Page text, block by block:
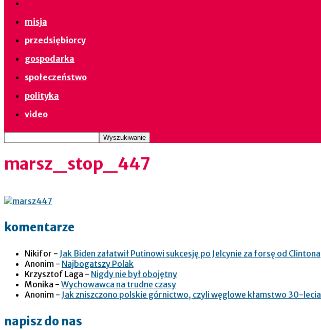
misja
przedsiębiorcy
gospodarka
społeczeństwo
polityka
video
marsz_stop_447
komentarze
Nikifor - Jak Biden załatwił Putinowi sukcesję po Jelcynie za forsę od Clintona
Anonim - Najbogatszy Polak
Krzysztof Laga - Nigdy nie był obojętny
Monika - Wychowawca na trudne czasy
Anonim - Jak zniszczono polskie górnictwo, czyli węglowe kłamstwo 30-lecia
napisz do nas